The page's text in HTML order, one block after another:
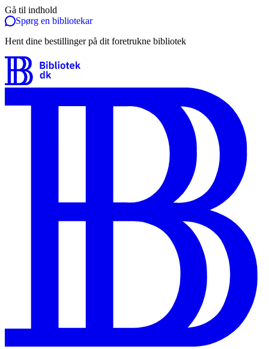
Gå til indhold
Spørg en bibliotekar
Hent dine bestillinger på dit foretrukne bibliotek